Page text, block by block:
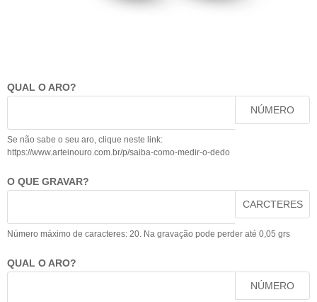
QUAL O ARO?
NÚMERO
Se não sabe o seu aro, clique neste link:
https://www.arteinouro.com.br/p/saiba-como-medir-o-dedo
O QUE GRAVAR?
CARCTERES
Número máximo de caracteres: 20. Na gravação pode perder até 0,05 grs
QUAL O ARO?
NÚMERO